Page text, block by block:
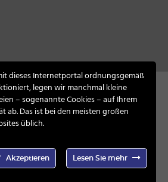
advisory 2026. All Rights Reserved
Kontakt
dieses Internetportal ordnungsgemäß
legen wir manchmal kleine
– sogenannte Cookies – auf Ihrem
ab. Das ist bei den meisten großen
üblich.
Akzeptieren Lesen Sie mehr